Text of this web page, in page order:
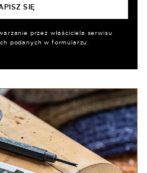
przez właściciela serwisu
podanych w formularzu.